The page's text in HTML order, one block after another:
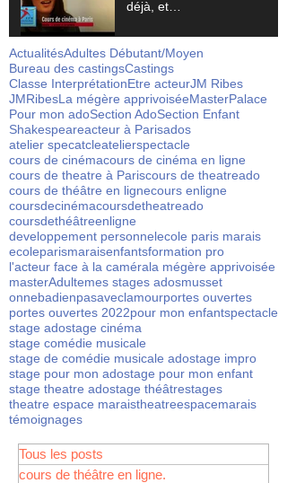
déjà, et…
ActualitésAdultes Débutant/Moyen
Bureau des castingsCastings
Classe InterprétationEtre acteurJM Ribes
JMRibesLa mégère apprivoiséeMasterPalace
Pour mon adoSection AdoSection Enfant
Shakespeareacteur à Parisados
atelier specatcleatelierspectacle
cours de cinémacours de cinéma en ligne
cours de theatre à Pariscours de theatreado
cours de théâtre en lignecours enligne
coursdecinémacoursdetheatreado
coursdethéâtreenligne
developpement personnelecole paris marais
ecoleparismaraisenfantsformation pro
l'acteur face à la camérala mégère apprivoisée
masterAdultemes stages adosmusset
onnebadienpasaveclamourportes ouvertes
portes ouvertes 2022pour mon enfantspectacle
stage adostage cinéma
stage comédie musicale
stage de comédie musicale adostage impro
stage pour mon adostage pour mon enfant
stage theatre adostage théâtrestages
theatre espace maraistheatreespacemarais
témoignages
Tous les posts
cours de théâtre en ligne.